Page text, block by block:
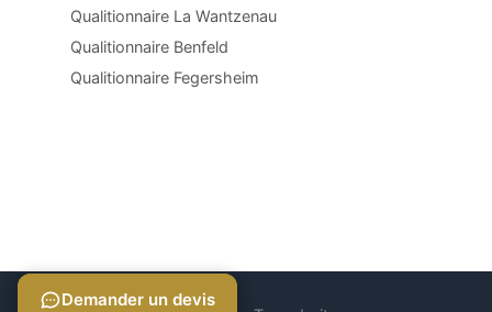
Qualitionnaire La Wantzenau
Qualitionnaire Benfeld
Qualitionnaire Fegersheim
Demander un devis
Demander un devis